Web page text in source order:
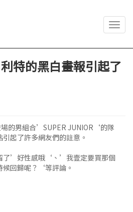
利特的黑白畫報引起了
的男組合’SUPER JUNIOR‘的隊
起了許多網友們的註意。
了’好性感哦‘、’我壹定要買那個
回歸呢？‘等評論。